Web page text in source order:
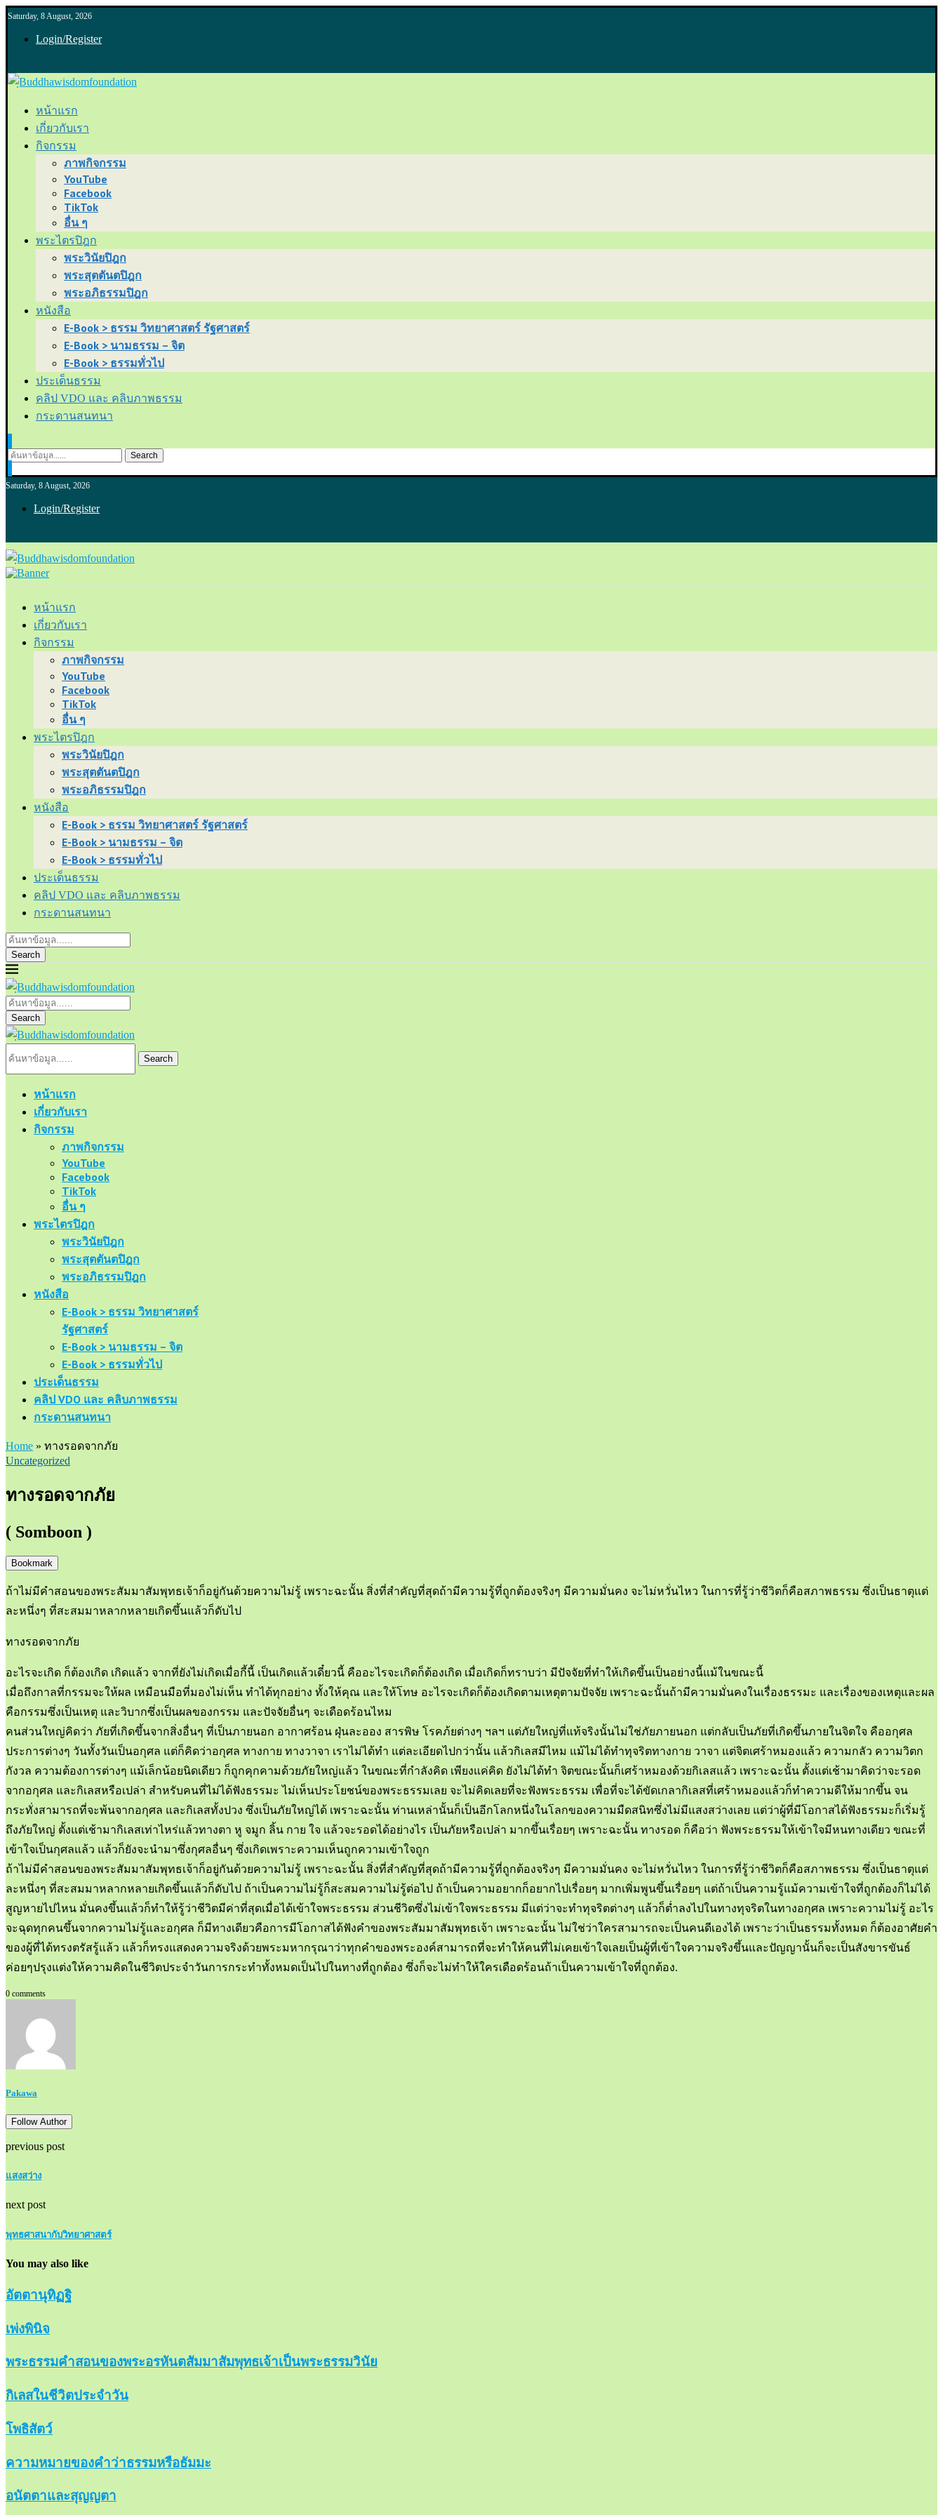
Saturday, 8 August, 2026
Login/Register
หน้าแรก
เกี่ยวกับเรา
กิจกรรม
ภาพกิจกรรม
YouTube
Facebook
TikTok
อื่น ๆ
พระไตรปิฎก
พระวินัยปิฎก
พระสุตตันตปิฎก
พระอภิธรรมปิฎก
หนังสือ
E-Book > ธรรม วิทยาศาสตร์ รัฐศาสตร์
E-Book > นามธรรม – จิต
E-Book > ธรรมทั่วไป
ประเด็นธรรม
คลิป VDO และ คลิบภาพธรรม
กระดานสนทนา
Search
Saturday, 8 August, 2026
Login/Register
หน้าแรก
เกี่ยวกับเรา
กิจกรรม
ภาพกิจกรรม
YouTube
Facebook
TikTok
อื่น ๆ
พระไตรปิฎก
พระวินัยปิฎก
พระสุตตันตปิฎก
พระอภิธรรมปิฎก
หนังสือ
E-Book > ธรรม วิทยาศาสตร์ รัฐศาสตร์
E-Book > นามธรรม – จิต
E-Book > ธรรมทั่วไป
ประเด็นธรรม
คลิป VDO และ คลิบภาพธรรม
กระดานสนทนา
Search
Search
Search
หน้าแรก
เกี่ยวกับเรา
กิจกรรม
ภาพกิจกรรม
YouTube
Facebook
TikTok
อื่น ๆ
พระไตรปิฎก
พระวินัยปิฎก
พระสุตตันตปิฎก
พระอภิธรรมปิฎก
หนังสือ
E-Book > ธรรม วิทยาศาสตร์
รัฐศาสตร์
E-Book > นามธรรม – จิต
E-Book > ธรรมทั่วไป
ประเด็นธรรม
คลิป VDO และ คลิบภาพธรรม
กระดานสนทนา
Home » ทางรอดจากภัย
Uncategorized
ทางรอดจากภัย
( Somboon )
Bookmark
ถ้าไม่มีคำสอนของพระสัมมาสัมพุทธเจ้าก็อยู่กันด้วยความไม่รู้ เพราะฉะนั้น สิ่งที่สำคัญที่สุดถ้ามีความรู้ที่ถูกต้องจริงๆ มีความมั่นคง จะไม่หวั่นไหว ในการที่รู้ว่าชีวิตก็คือสภาพธรรม ซึ่งเป็นธาตุแต่
ละหนึ่งๆ ที่สะสมมาหลากหลายเกิดขึ้นแล้วก็ดับไป
ทางรอดจากภัย
อะไรจะเกิด ก็ต้องเกิด เกิดแล้ว จากที่ยังไม่เกิดเมื่อกี้นี้ เป็นเกิดแล้วเดี๋ยวนี้ คืออะไรจะเกิดก็ต้องเกิด เมื่อเกิดก็ทราบว่า มีปัจจัยที่ทำให้เกิดขึ้นเป็นอย่างนี้แม้ในขณะนี้
เมื่อถึงกาลที่กรรมจะให้ผล เหมือนมือที่มองไม่เห็น ทำได้ทุกอย่าง ทั้งให้คุณ และให้โทษ อะไรจะเกิดก็ต้องเกิดตามเหตุตามปัจจัย เพราะฉะนั้นถ้ามีความมั่นคงในเรื่องธรรมะ และเรื่องของเหตุและผล
คือกรรมซึ่งเป็นเหตุ และวิบากซึ่งเป็นผลของกรรม และปัจจัยอื่นๆ จะเดือดร้อนไหม
คนส่วนใหญ่คิดว่า ภัยที่เกิดขึ้นจากสิ่งอื่นๆ ที่เป็นภายนอก อากาศร้อน ฝุ่นละออง สารพิษ โรคภ้ยต่างๆ ฯลฯ แต่ภัยใหญ่ที่แท้จริงนั้นไม่ใช่ภัยภายนอก แต่กลับเป็นภัยที่เกิดขึ้นภายในจิตใจ คืออกุศล
ประการต่างๆ วันทั้งวันเป็นอกุศล แต่ก็คิดว่าอกุศล ทางกาย ทางวาจา เราไม่ได้ทำ แต่ละเอียดไปกว่านั้น แล้วกิเลสมีไหม แม้ไม่ได้ทำทุจริตทางกาย วาจา แต่จิตเศร้าหมองแล้ว ความกลัว ความวิตก
กังวล ความต้องการต่างๆ แม้เล็กน้อยนิดเดียว ก็ถูกคุกคามด้วยภัยใหญ่แล้ว ในขณะที่กำลังคิด เพียงแค่คิด ยังไม่ได้ทำ จิตขณะนั้นก็เศร้าหมองด้วยกิเลสแล้ว เพราะฉะนั้น ตั้งแต่เช้ามาคิดว่าจะรอด
จากอกุศล และกิเลสหรือเปล่า สำหรับคนที่ไม่ได้ฟังธรรมะ ไม่เห็นประโยชน์ของพระธรรมเลย จะไม่คิดเลยที่จะฟังพระธรรม เพื่อที่จะได้ขัดเกลากิเลสที่เศร้าหมองแล้วก็ทำความดีให้มากขึ้น จน
กระทั่งสามารถที่จะพ้นจากอกุศล และกิเลสทั้งปวง ซึ่งเป็นภัยใหญ่ได้ เพราะฉะนั้น ท่านเหล่านั้นก็เป็นอีกโลกหนึ่งในโลกของความมืดสนิทซึ่งไม่มีแสงสว่างเลย แต่ว่าผู้ที่มีโอกาสได้ฟังธรรมะก็เริ่มรู้
ถึงภัยใหญ่ ตั้งแต่เช้ามากิเลสเท่าไหร่แล้วทางตา หู จมูก ลิ้น กาย ใจ แล้วจะรอดได้อย่างไร เป็นภัยหรือเปล่า มากขึ้นเรื่อยๆ เพราะฉะนั้น ทางรอด ก็คือว่า ฟังพระธรรมให้เข้าใจมีหนทางเดียว ขณะที่
เข้าใจเป็นกุศลแล้ว แล้วก็ยังจะนำมาซึ่งกุศลอื่นๆ ซึ่งเกิดเพราะความเห็นถูกความเข้าใจถูก
ถ้าไม่มีคำสอนของพระสัมมาสัมพุทธเจ้าก็อยู่กันด้วยความไม่รู้ เพราะฉะนั้น สิ่งที่สำคัญที่สุดถ้ามีความรู้ที่ถูกต้องจริงๆ มีความมั่นคง จะไม่หวั่นไหว ในการที่รู้ว่าชีวิตก็คือสภาพธรรม ซึ่งเป็นธาตุแต่
ละหนึ่งๆ ที่สะสมมาหลากหลายเกิดขึ้นแล้วก็ดับไป ถ้าเป็นความไม่รู้ก็สะสมความไม่รู้ต่อไป ถ้าเป็นความอยากก็อยากไปเรื่อยๆ มากเพิ่มพูนขึ้นเรื่อยๆ แต่ถ้าเป็นความรู้แม้ความเข้าใจที่ถูกต้องก็ไม่ได้
สูญหายไปไหน มั่นคงขึ้นแล้วก็ทำให้รู้ว่าชีวิตมีค่าที่สุดเมื่อได้เข้าใจพระธรรม ส่วนชีวิตซึ่งไม่เข้าใจพระธรรม มีแต่ว่าจะทำทุจริตต่างๆ แล้วก็ต่ำลงไปในทางทุจริตในทางอกุศล เพราะความไม่รู้ อะไร
จะฉุดทุกคนขึ้นจากความไม่รู้และอกุศล ก็มีทางเดียวคือการมีโอกาสได้ฟังคำของพระสัมมาสัมพุทธเจ้า เพราะฉะนั้น ไม่ใช่ว่าใครสามารถจะเป็นคนดีเองได้ เพราะว่าเป็นธรรมทั้งหมด ก็ต้องอาศัยคำ
ของผู้ที่ได้ทรงตรัสรู้แล้ว แล้วก็ทรงแสดงความจริงด้วยพระมหากรุณาว่าทุกคำของพระองค์สามารถที่จะทำให้คนที่ไม่เคยเข้าใจเลยเป็นผู้ที่เข้าใจความจริงขึ้นและปัญญานั้นก็จะเป็นสังขารขันธ์
ค่อยๆปรุงแต่งให้ความคิดในชีวิตประจำวันการกระทำทั้งหมดเป็นไปในทางที่ถูกต้อง ซึ่งก็จะไม่ทำให้ใครเดือดร้อนถ้าเป็นความเข้าใจที่ถูกต้อง.
0 comments
Pakawa
Follow Author
previous post
แสงสว่าง
next post
พุทธศาสนากับวิทยาศาสตร์
You may also like
อัตตานุทิฏฐิ
เพ่งพินิจ
พระธรรมคำสอนของพระอรหันตสัมมาสัมพุทธเจ้าเป็นพระธรรมวินัย
กิเลสในชีวิตประจำวัน
โพธิสัตว์
ความหมายของคำว่าธรรมหรือธัมมะ
อนัตตาและสุญญตา